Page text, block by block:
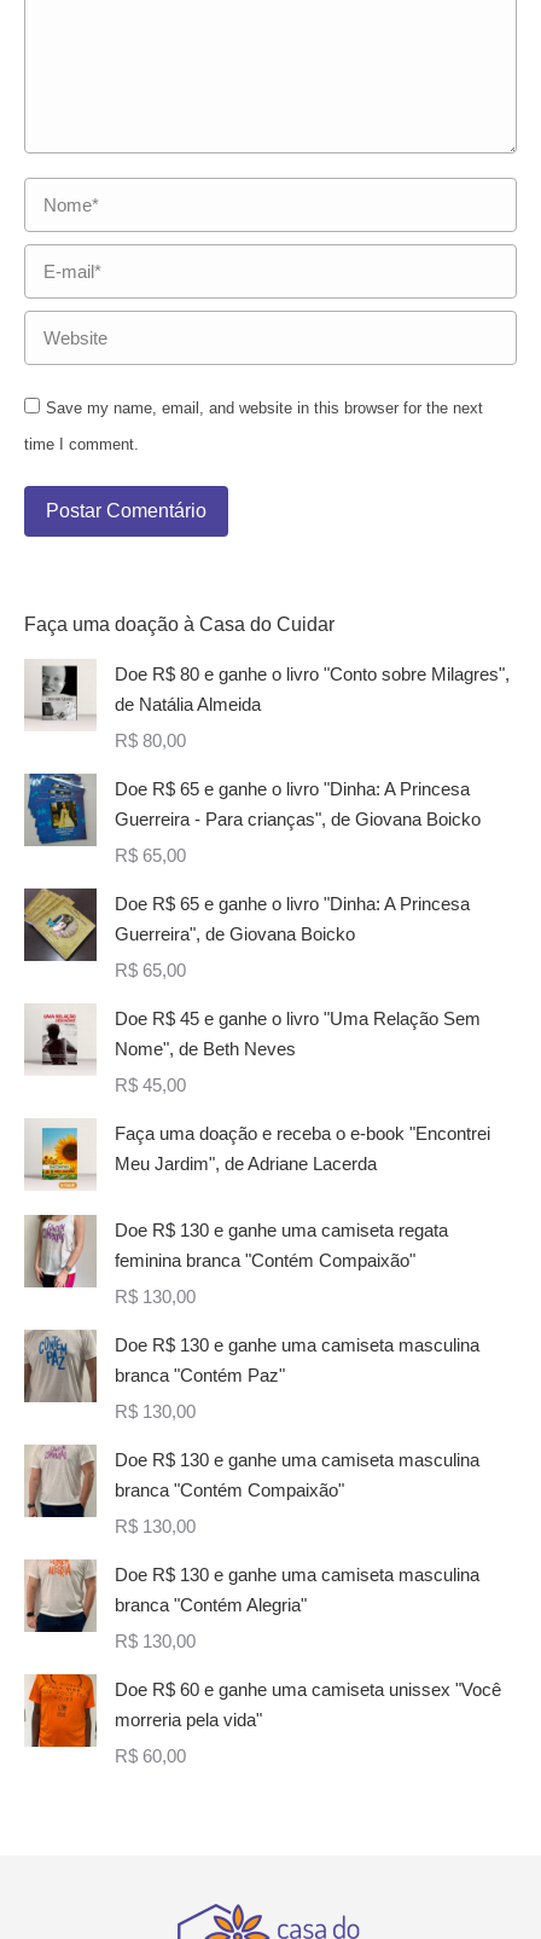
Nome *
E-mail *
Website
Save my name, email, and website in this browser for the next
time I comment.
Postar Comentário
Faça uma doação à Casa do Cuidar
Doe R$ 80 e ganhe o livro "Conto sobre Milagres",
de Natália Almeida
R$ 80,00
Doe R$ 65 e ganhe o livro "Dinha: A Princesa
Guerreira - Para crianças", de Giovana Boicko
R$ 65,00
Doe R$ 65 e ganhe o livro "Dinha: A Princesa
Guerreira", de Giovana Boicko
R$ 65,00
Doe R$ 45 e ganhe o livro "Uma Relação Sem
Nome", de Beth Neves
R$ 45,00
Faça uma doação e receba o e-book "Encontrei
Meu Jardim", de Adriane Lacerda
Doe R$ 130 e ganhe uma camiseta regata
feminina branca "Contém Compaixão"
R$ 130,00
Doe R$ 130 e ganhe uma camiseta masculina
branca "Contém Paz"
R$ 130,00
Doe R$ 130 e ganhe uma camiseta masculina
branca "Contém Compaixão"
R$ 130,00
Doe R$ 130 e ganhe uma camiseta masculina
branca "Contém Alegria"
R$ 130,00
Doe R$ 60 e ganhe uma camiseta unissex "Você
morreria pela vida"
R$ 60,00